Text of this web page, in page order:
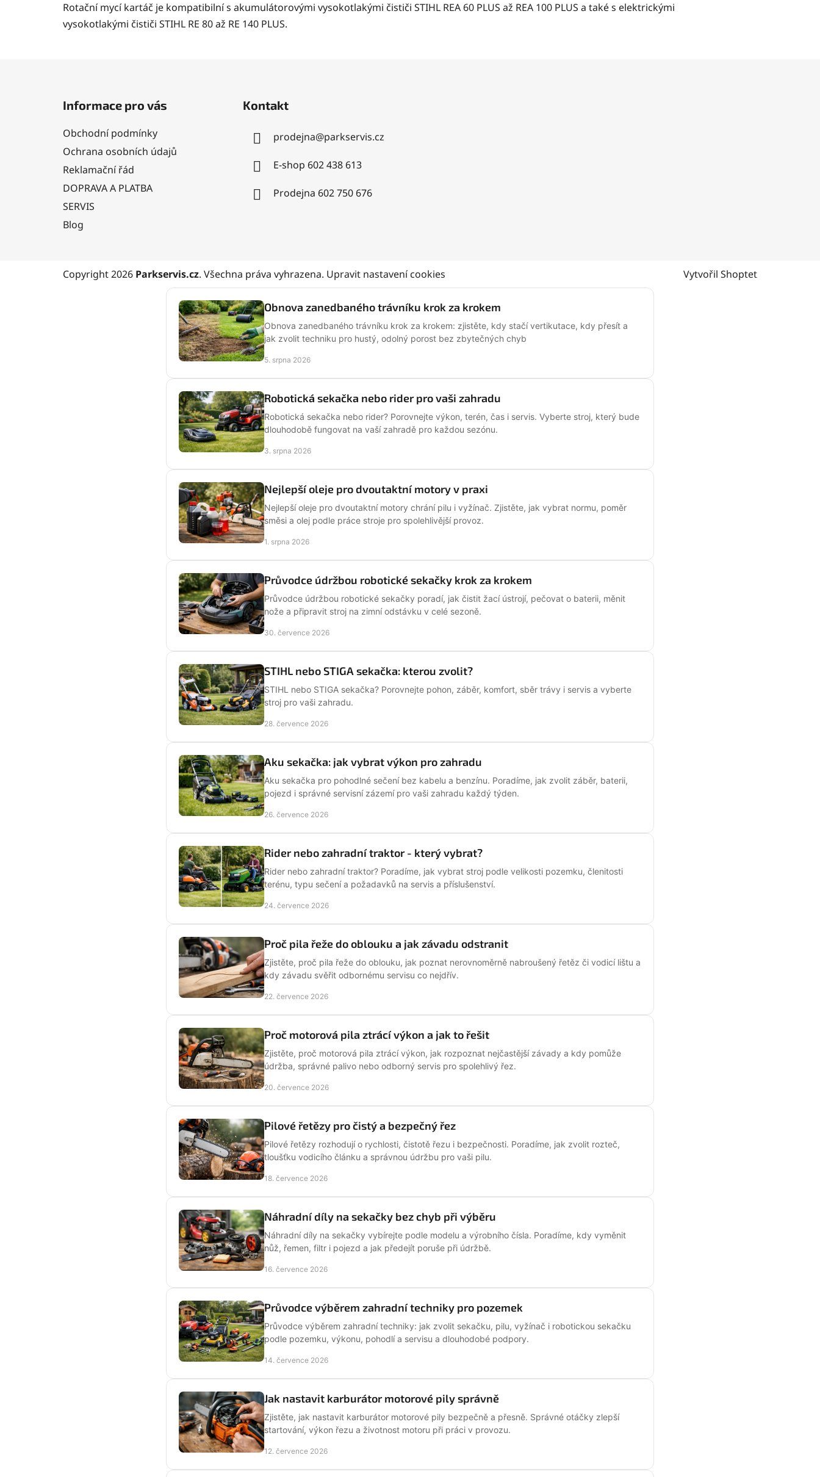
Rotační mycí kartáč je kompatibilní s akumulátorovými vysokotlakými čističi STIHL REA 60 PLUS až REA 100 PLUS a také s elektrickými
vysokotlakými čističi STIHL RE 80až RE 140 PLUS.
Informace pro vás
Obchodní podmínky
Ochrana osobních údajů
Reklamační řád
DOPRAVA A PLATBA
SERVIS
Blog
Kontakt
prodejna@parkservis.cz
E-shop 602 438 613
Prodejna 602 750 676
Vytvořil Shoptet
Copyright 2026 Parkservis.cz. Všechna práva vyhrazena. Upravit nastavení cookies
Obnova zanedbaného trávníku krok za krokem
Obnova zanedbaného trávníku krok za krokem: zjistěte, kdy stačí vertikutace, kdy přesít a
jak zvolit techniku pro hustý, odolný porost bez zbytečných chyb
5. srpna 2026
Robotická sekačka nebo rider pro vaši zahradu
Robotická sekačka nebo rider? Porovnejte výkon, terén, čas i servis. Vyberte stroj, který bude
dlouhodobě fungovat na vaší zahradě pro každou sezónu.
3. srpna 2026
Nejlepší oleje pro dvoutaktní motory v praxi
Nejlepší oleje pro dvoutaktní motory chrání pilu i vyžínač. Zjistěte, jak vybrat normu, poměr
směsi a olej podle práce stroje pro spolehlivější provoz.
1. srpna 2026
Průvodce údržbou robotické sekačky krok za krokem
Průvodce údržbou robotické sekačky poradí, jak čistit žací ústrojí, pečovat o baterii, měnit
nože a připravit stroj na zimní odstávku v celé sezoně.
30. července 2026
STIHL nebo STIGA sekačka: kterou zvolit?
STIHL nebo STIGA sekačka? Porovnejte pohon, záběr, komfort, sběr trávy i servis a vyberte
stroj pro vaši zahradu.
28. července 2026
Aku sekačka: jak vybrat výkon pro zahradu
Aku sekačka pro pohodlné sečení bez kabelu a benzínu. Poradíme, jak zvolit záběr, baterii,
pojezd i správné servisní zázemí pro vaši zahradu každý týden.
26. července 2026
Rider nebo zahradní traktor - který vybrat?
Rider nebo zahradní traktor? Poradíme, jak vybrat stroj podle velikosti pozemku, členitosti
terénu, typu sečení a požadavků na servis a příslušenství.
24. července 2026
Proč pila řeže do oblouku a jak závadu odstranit
Zjistěte, proč pila řeže do oblouku, jak poznat nerovnoměrně nabroušený řetěz či vodicí lištu a
kdy závadu svěřit odbornému servisu co nejdřív.
22. července 2026
Proč motorová pila ztrácí výkon a jak to řešit
Zjistěte, proč motorová pila ztrácí výkon, jak rozpoznat nejčastější závady a kdy pomůže
údržba, správné palivo nebo odborný servis pro spolehlivý řez.
20. července 2026
Pilové řetězy pro čistý a bezpečný řez
Pilové řetězy rozhodují o rychlosti, čistotě řezu i bezpečnosti. Poradíme, jak zvolit rozteč,
tloušťku vodicího článku a správnou údržbu pro vaši pilu.
18. července 2026
Náhradní díly na sekačky bez chyb při výběru
Náhradní díly na sekačky vybírejte podle modelu a výrobního čísla. Poradíme, kdy vyměnit
nůž, řemen, filtr i pojezd a jak předejít poruše při údržbě.
16. července 2026
Průvodce výběrem zahradní techniky pro pozemek
Průvodce výběrem zahradní techniky: jak zvolit sekačku, pilu, vyžínač i robotickou sekačku
podle pozemku, výkonu, pohodlí a servisu a dlouhodobé podpory.
14. července 2026
Jak nastavit karburátor motorové pily správně
Zjistěte, jak nastavit karburátor motorové pily bezpečně a přesně. Správné otáčky zlepší
startování, výkon řezu a životnost motoru při práci v provozu.
12. července 2026